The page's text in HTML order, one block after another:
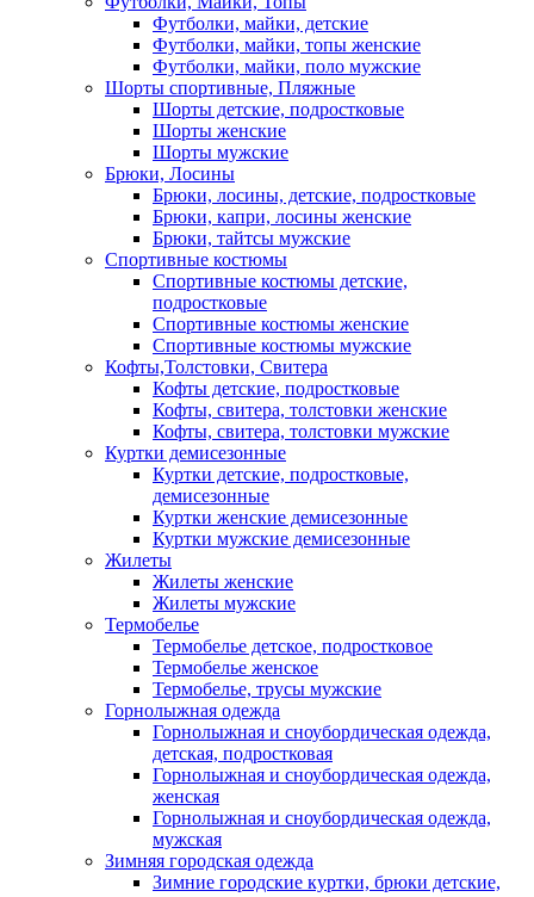
Футболки, майки, детские
Футболки, майки, топы женские
Футболки, майки, поло мужские
Шорты спортивные, Пляжные
Шорты детские, подростковые
Шорты женские
Шорты мужские
Брюки, Лосины
Брюки, лосины, детские, подростковые
Брюки, капри, лосины женские
Брюки, тайтсы мужские
Спортивные костюмы
Спортивные костюмы детские,
подростковые
Спортивные костюмы женские
Спортивные костюмы мужские
Кофты,Толстовки, Свитера
Кофты детские, подростковые
Кофты, свитера, толстовки женские
Кофты, свитера, толстовки мужские
Куртки демисезонные
Куртки детские, подростковые,
демисезонные
Куртки женские демисезонные
Куртки мужские демисезонные
Жилеты
Жилеты женские
Жилеты мужские
Термобелье
Термобелье детское, подростковое
Термобелье женское
Термобелье, трусы мужские
Горнолыжная одежда
Горнолыжная и сноубордическая одежда,
детская, подростковая
Горнолыжная и сноубордическая одежда,
женская
Горнолыжная и сноубордическая одежда,
мужская
Зимняя городская одежда
Зимние городские куртки, брюки детские,